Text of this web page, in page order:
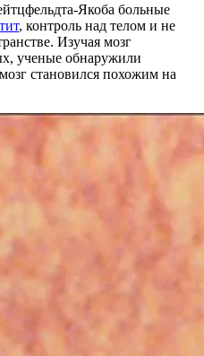
Якоба больные
, контроль над телом и не
Изучая мозг
ученые обнаружили
становился похожим на